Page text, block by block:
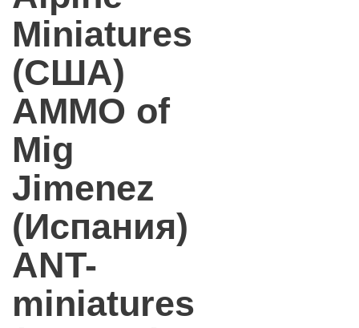
Miniatures
(США)
AMMO of
Mig
Jimenez
(Испания)
ANT-
miniatures